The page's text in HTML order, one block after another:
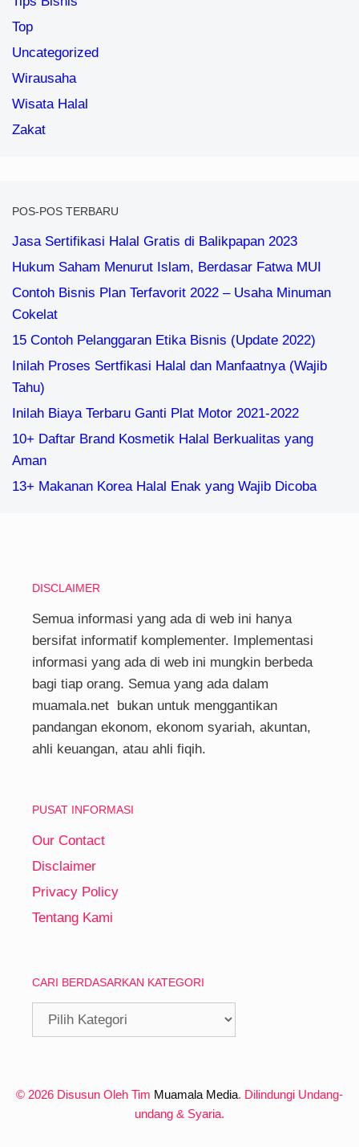
Top
Uncategorized
Wirausaha
Wisata Halal
Zakat
POS-POS TERBARU
Jasa Sertifikasi Halal Gratis di Balikpapan 2023
Hukum Saham Menurut Islam, Berdasar Fatwa MUI
Contoh Bisnis Plan Terfavorit 2022 – Usaha Minuman
Cokelat
15 Contoh Pelanggaran Etika Bisnis (Update 2022)
Inilah Proses Sertfikasi Halal dan Manfaatnya (Wajib
Tahu)
Inilah Biaya Terbaru Ganti Plat Motor 2021-2022
10+ Daftar Brand Kosmetik Halal Berkualitas yang
Aman
13+ Makanan Korea Halal Enak yang Wajib Dicoba
DISCLAIMER
Semua informasi yang ada di web ini hanya
bersifat informatif komplementer. Implementasi
informasi yang ada di web ini mungkin berbeda
bagi tiap orang. Semua yang ada dalam
muamala.net bukan untuk menggantikan
pandangan ekonom, ekonom syariah, akuntan,
ahli keuangan, atau ahli fiqih.
PUSAT INFORMASI
Our Contact
Disclaimer
Privacy Policy
Tentang Kami
CARI BERDASARKAN KATEGORI
Cari
Berdasarkan
© 2026 Disusun Oleh Tim Muamala Media. Dilindungi Undang-
undang & Syaria.